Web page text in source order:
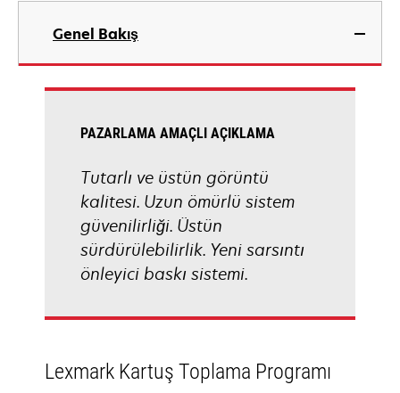
Genel Bakış
PAZARLAMA AMAÇLI AÇIKLAMA
Tutarlı ve üstün görüntü
kalitesi. Uzun ömürlü sistem
güvenilirliği. Üstün
sürdürülebilirlik. Yeni sarsıntı
önleyici baskı sistemi.
Lexmark Kartuş Toplama Programı